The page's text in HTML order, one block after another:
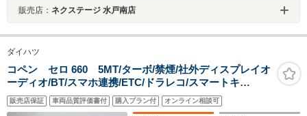
販売店： ネクステージ 水戸南店
ダイハツ
コペン セロ 660 5MT/ターボ/禁煙/社外ディスプレイオ
ーディオ/BT/スマホ連携/ETC/ドラレコ/スマートキ
ー/LEDヘッドライト/パーキングセンサー/シートヒータ
ー/純正16AW/コンバーチブルトップ
販売店保証 車両品質評価書付 購入プラン付 オンライン相談可